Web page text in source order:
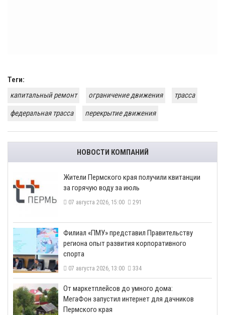
Теги:
капитальный ремонт
ограничение движения
трасса
федеральная трасса
перекрытие движения
НОВОСТИ КОМПАНИЙ
​Жители Пермского края получили квитанции
за горячую воду за июль
07 августа 2026, 15:00 291
​Филиал «ПМУ» представил Правительству
региона опыт развития корпоративного
спорта
07 августа 2026, 13:00 334
От маркетплейсов до умного дома:
МегаФон запустил интернет для дачников
Пермского края